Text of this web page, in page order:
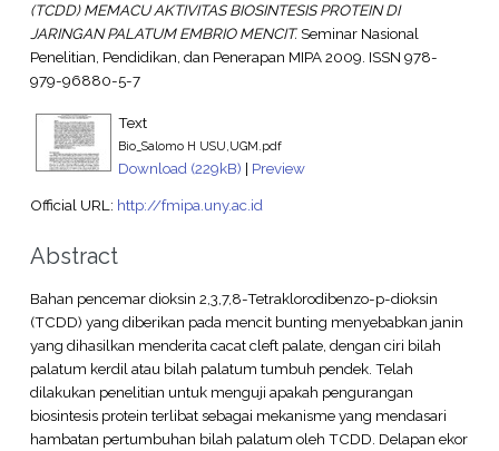
(TCDD) MEMACU AKTIVITAS BIOSINTESIS PROTEIN DI
JARINGAN PALATUM EMBRIO MENCIT.Seminar Nasional
Penelitian, Pendidikan, dan Penerapan MIPA 2009. ISSN 978-
979-96880-5-7
Text
Bio_Salomo H USU,UGM.pdf
Download (229kB) | Preview
Official URL: http://fmipa.uny.ac.id
Abstract
Bahan pencemar dioksin 2,3,7,8-Tetraklorodibenzo-p-dioksin
(TCDD) yang diberikan pada mencit bunting menyebabkan janin
yang dihasilkan menderita cacat cleft palate, dengan ciri bilah
palatum kerdil atau bilah palatum tumbuh pendek. Telah
dilakukan penelitian untuk menguji apakah pengurangan
biosintesis protein terlibat sebagai mekanisme yang mendasari
hambatan pertumbuhan bilah palatum oleh TCDD. Delapan ekor